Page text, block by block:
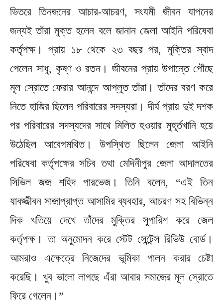
ভিতরে তিনজনের আচার-আচরণ, সংযমী জীবন যাপনের
জন্যই তাঁরা মুক্ত হলেন বলে জানান জেলা আইনি পরিষেবা
কর্তৃপক্ষ। প্রায় ১৮ থেকে ২৩ বছর পর, মুক্তির স্বাদ
পেলেন সাধু, কৃষ্ণ ও রতন। জীবনের প্রায় উপান্তে পৌঁছে
মূল স্রোতে ফেরার আনন্দে আপ্লুত তাঁরা। তাঁদের বরণ করে
নিতে হাজির ছিলেন পরিবারের সদস্যরা। দীর্ঘ প্রায় দুই দশক
পর পরিবারের সদস্যদের সাথে মিলিত হওয়ার মুহূর্তখানি হয়ে
উঠেছিল আবেগমথিত। উপস্থিত ছিলেন জেলা আইনি
পরিষেবা কর্তৃপক্ষের সচিব তথা মেদিনীপুর জেলা আদালতের
সিভিল জজ শহিদ পারভেজ। তিনি বলেন, “এই তিন
যাবজ্জীবন সাজাপ্রাপ্ত আসামির ব্যবহার, আচরণ সহ বিভিন্ন
দিক খতিয়ে দেখে তাঁদের মুক্তির সুপারিশ করে জেল
কর্তৃপক্ষ। তা অনুমোদন করে স্টেট সেন্টেন্স রিভিউ বোর্ড।
আমরাও এক্ষেত্রে নিজেদের ভূমিকা পালন করার চেষ্টা
করেছি। খুব ভালো লাগছে এঁরা আবার সমাজের মূল স্রোতে
ফিরে গেলেন।”